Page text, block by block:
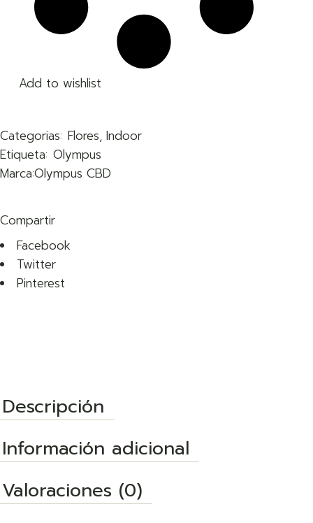
Add to wishlist
Categorias: Flores, Indoor
Etiqueta: Olympus
Marca:Olympus CBD
Compartir
Facebook
Twitter
Pinterest
Descripción
Información adicional
Valoraciones (0)